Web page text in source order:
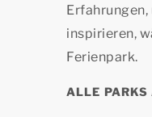
inspirieren,
Ferienpark.
ALLE PARKS